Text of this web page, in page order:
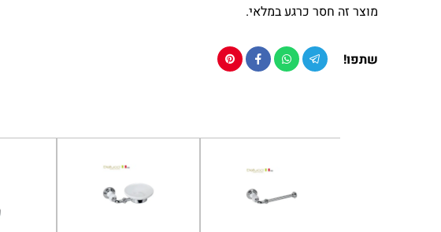
מוצר זה חסר כרגע במלאי.
שתפו!